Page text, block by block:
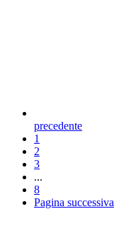
precedente
1
2
3
...
8
Pagina successiva